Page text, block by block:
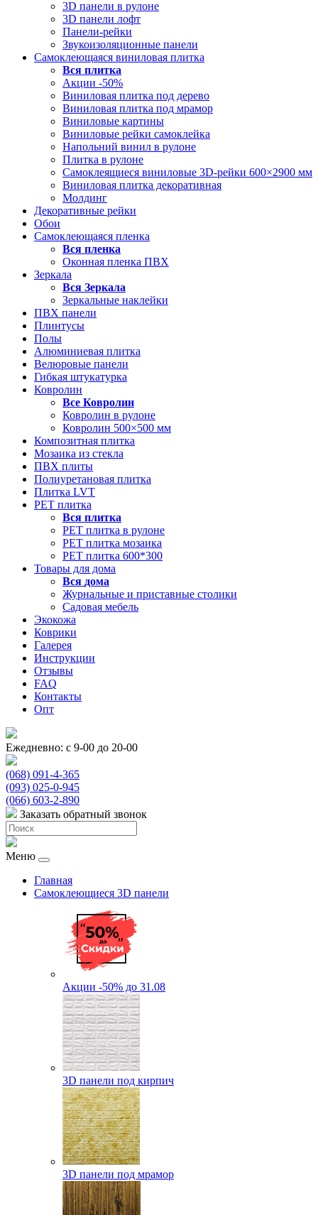
3D панели в рулоне
3D панели лофт
Панели-рейки
Звукоизоляционные панели
Самоклеющаяся виниловая плитка
Вся плитка
Акции -50%
Виниловая плитка под дерево
Виниловая плитка под мрамор
Виниловые картины
Виниловые рейки самоклейка
Напольний винил в рулоне
Плитка в рулоне
Самоклеящиеся виниловые 3D‑рейки 600×2900 мм
Виниловая плитка декоративная
Молдинг
Декоративные рейки
Обои
Самоклеющаяся пленка
Вся пленка
Оконная пленка ПВХ
Зеркала
Вся Зеркала
Зеркальные наклейки
ПВХ панели
Плинтусы
Полы
Алюминиевая плитка
Велюровые панели
Гибкая штукатурка
Ковролин
Все Ковролин
Ковролин в рулоне
Ковролин 500×500 мм
Композитная плитка
Мозаика из стекла
ПВХ плиты
Полиуретановая плитка
Плитка LVT
РЕТ плитка
Вся плитка
РЕТ плитка в рулоне
РЕТ плитка мозаика
РЕТ плитка 600*300
Товары для дома
Вся дома
Журнальные и приставные столики
Садовая мебель
Экокожа
Коврики
Галерея
Инструкции
Отзывы
FAQ
Контакты
Опт
Ежедневно: с 9-00 до 20-00
(068) 091-4-365
(093) 025-0-945
(066) 603-2-890
Заказать обратный звонок
Меню
Главная
Самоклеющиеся 3D панели
Акции -50% до 31.08
3D панели под кирпич
3D панели под мрамор